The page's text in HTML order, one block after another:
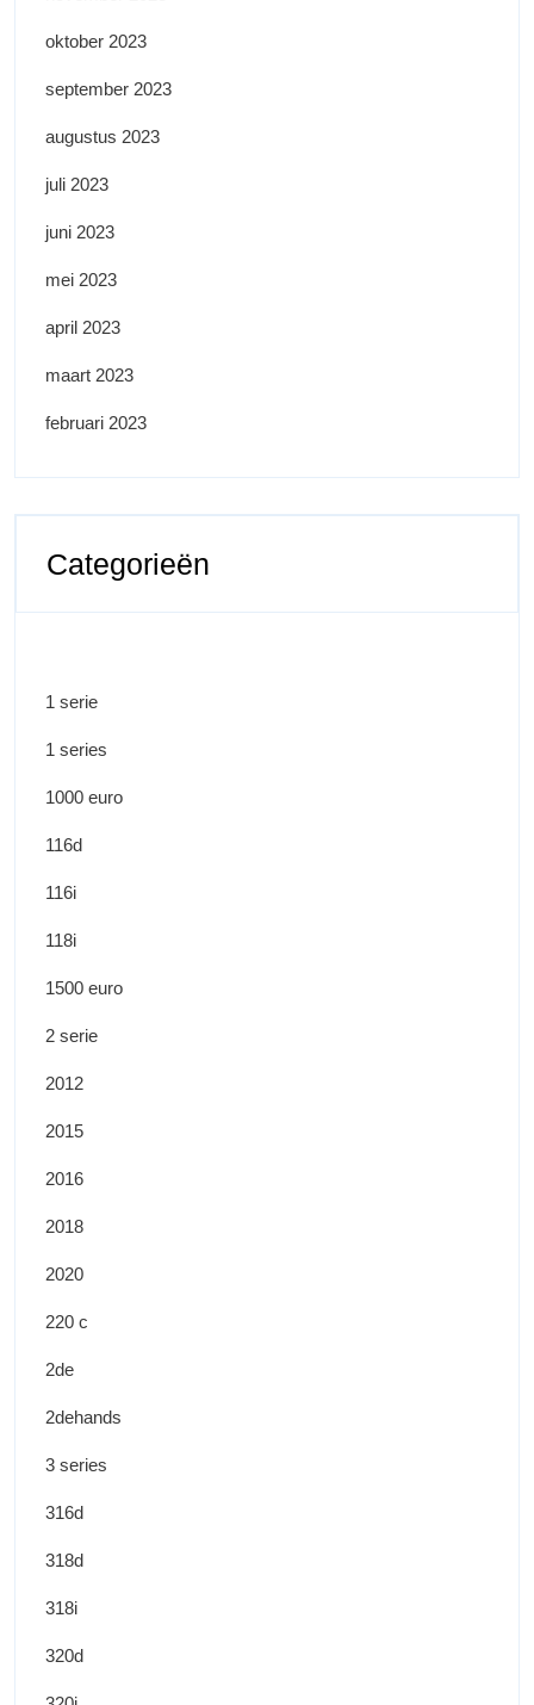
oktober 2023
september 2023
augustus 2023
juli 2023
juni 2023
mei 2023
april 2023
maart 2023
februari 2023
Categorieën
1 serie
1 series
1000 euro
116d
116i
118i
1500 euro
2 serie
2012
2015
2016
2018
2020
220 c
2de
2dehands
3 series
316d
318d
318i
320d